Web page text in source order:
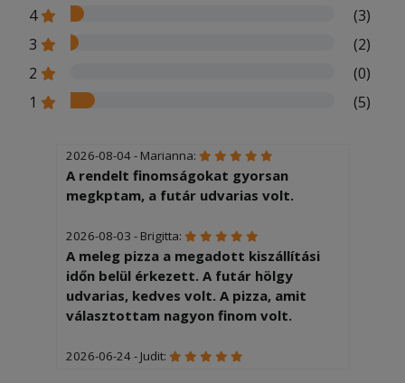
4
(3)
3
(2)
2
(0)
1
(5)
2026-08-04 - Marianna:
A rendelt finomságokat gyorsan
megkptam, a futár udvarias volt.
2026-08-03 - Brigitta:
A meleg pizza a megadott kiszállítási
időn belül érkezett. A futár hölgy
udvarias, kedves volt. A pizza, amit
választottam nagyon finom volt.
2026-06-24 - Judit: